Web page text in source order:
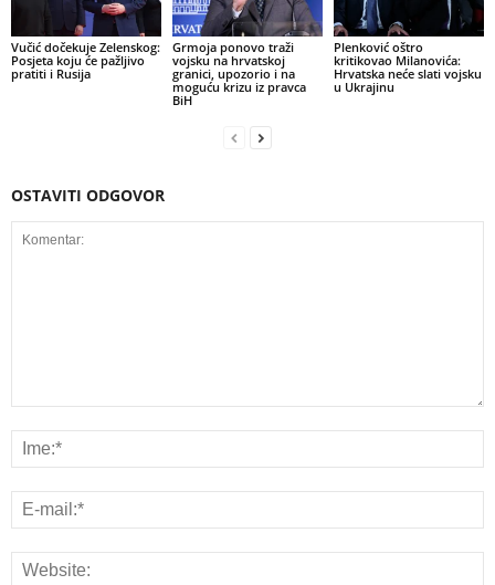
Vučić dočekuje Zelenskog:
Posjeta koju će pažljivo
pratiti i Rusija
Grmoja ponovo traži
vojsku na hrvatskoj
granici, upozorio i na
moguću krizu iz pravca
BiH
Plenković oštro
kritikovao Milanovića:
Hrvatska neće slati vojsku
u Ukrajinu
OSTAVITI ODGOVOR